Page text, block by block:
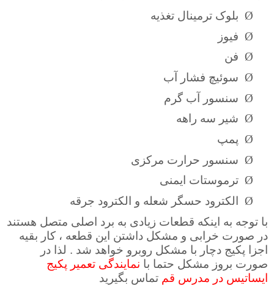
Ø بلوک ترمینال تغذیه
Ø فیوز
Ø فن
Ø سوئیچ فشار آب
Ø سنسور آب گرم
Ø شیر سه راهه
Ø پمپ
Ø سنسور حرارت مرکزی
Ø ترموستات ایمنی
Ø
الکترود حسگر شعله و الکترود جرقه
با توجه به اینکه قطعات زیادی به برد اصلی متصل هستند
در صورت خرابی و مشکل داشتن این قطعه ، کار بقیه
اجزا پکیج دچار با مشکل روبرو خواهد شد . لذا در
صورت بروز مشکل حتما با نمایندگی تعمیر پکیج
ایساتیس در مدرس قم تماس بگیرید